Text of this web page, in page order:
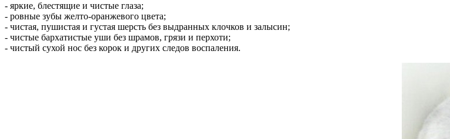
- яркие, блестящие и чистые глаза;
- ровные зубы желто-оранжевого цвета;
- чистая, пушистая и густая шерсть без выдранных клочков и залысин;
- чистые бархатистые уши без шрамов, грязи и перхоти;
- чистый сухой нос без корок и других следов воспаления.